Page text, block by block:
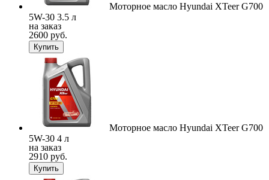
Моторное масло Hyundai XTeer G700
5W-30 3.5 л
на заказ
2600 руб.
Купить
Моторное масло Hyundai XTeer G700
5W-30 4 л
на заказ
2910 руб.
Купить